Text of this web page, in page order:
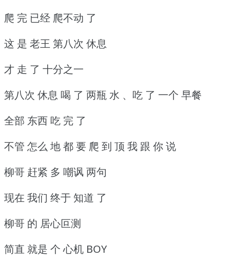
爬 完 已经 爬不动 了
这 是 老王 第八次 休息
才 走 了 十分之一
第八次 休息 喝 了 两瓶 水 、吃 了 一个 早餐
全部 东西 吃 完 了
不管 怎么 地 都 要 爬 到 顶 我 跟 你 说
柳哥 赶紧 多 嘲讽 两句
现在 我们 终于 知道 了
柳哥 的 居心叵测
简直 就是 个 心机 BOY